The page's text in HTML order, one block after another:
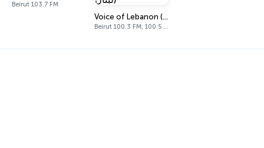
Beirut 103.7 FM
Voice of Lebanon (Voix du Liban / صوت لبنان)
Beirut 100.3 FM, 100.5 FM